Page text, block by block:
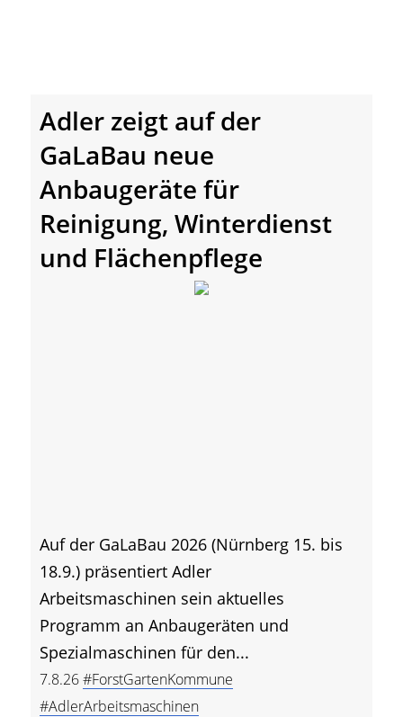
Adler zeigt auf der
GaLaBau neue
Anbaugeräte für
Reinigung, Winterdienst
und Flächenpflege
Auf der GaLaBau 2026 (Nürnberg 15. bis
18.9.) präsentiert Adler
Arbeitsmaschinen sein aktuelles
Programm an Anbaugeräten und
Spezialmaschinen für den...
7.8.26#ForstGartenKommune
#AdlerArbeitsmaschinen